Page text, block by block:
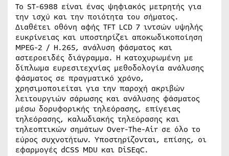
Το ST-6988 είναι ένας ψηφιακός μετρητής για
την ισχύ και την ποιότητα του σήματος.
Διαθέτει οθόνη αφής TFT LCD 7 ιντσών υψηλής
ευκρίνειας και υποστηρίζει αποκωδικοποίηση
MPEG-2 / H.265, ανάλυση φάσματος και
αστεροειδές διάγραμμα. Η κατοχυρωμένη με
δίπλωμα ευρεσιτεχνίας μεθοδολογία ανάλυσης
φάσματος σε πραγματικό χρόνο,
χρησιμοποιείται για την παροχή ακριβών
λειτουργιών σάρωσης και ανάλυσης φάσματος
μέσω δορυφορικής τηλεόρασης, επίγειας
τηλεόρασης, καλωδιακής τηλεόρασης και
τηλεοπτικών σημάτων Over-The-Air σε όλο το
εύρος συχνοτήτων. Υποστηρίζονται, επίσης, οι
εφαρμογές dCSS MDU και DiSEqC.